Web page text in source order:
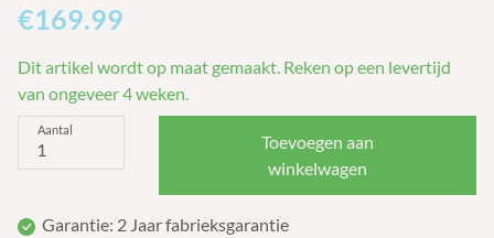
€169.99
Dit artikel wordt op maat gemaakt. Reken op een levertijd
van ongeveer 4 weken.
Aantal
Toevoegen aan
winkelwagen
Garantie: 2 Jaar fabrieksgarantie